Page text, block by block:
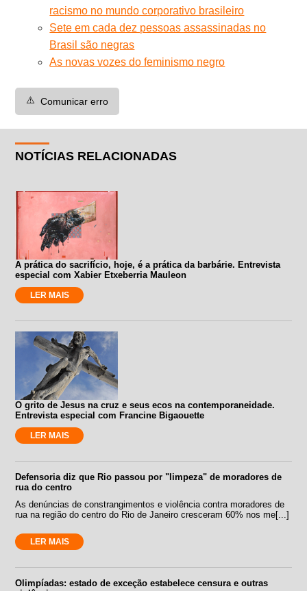
racismo no mundo corporativo brasileiro
Sete em cada dez pessoas assassinadas no
Brasil são negras
As novas vozes do feminismo negro
⚠️ Comunicar erro
NOTÍCIAS RELACIONADAS
A prática do sacrifício, hoje, é a prática da barbárie. Entrevista
especial com Xabier Etxeberria Mauleon
LER MAIS
O grito de Jesus na cruz e seus ecos na contemporaneidade.
Entrevista especial com Francine Bigaouette
LER MAIS
Defensoria diz que Rio passou por "limpeza" de moradores de
rua do centro
As denúncias de constrangimentos e violência contra moradores de
rua na região do centro do Rio de Janeiro cresceram 60% nos me[...]
LER MAIS
Olimpíadas: estado de exceção estabelece censura e outras